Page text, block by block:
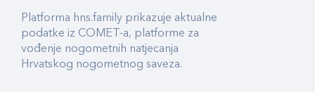
Platforma hns.family prikazuje aktualne
podatke iz COMET-a, platforme za
vođenje nogometnih natjecanja
Hrvatskog nogometnog saveza.